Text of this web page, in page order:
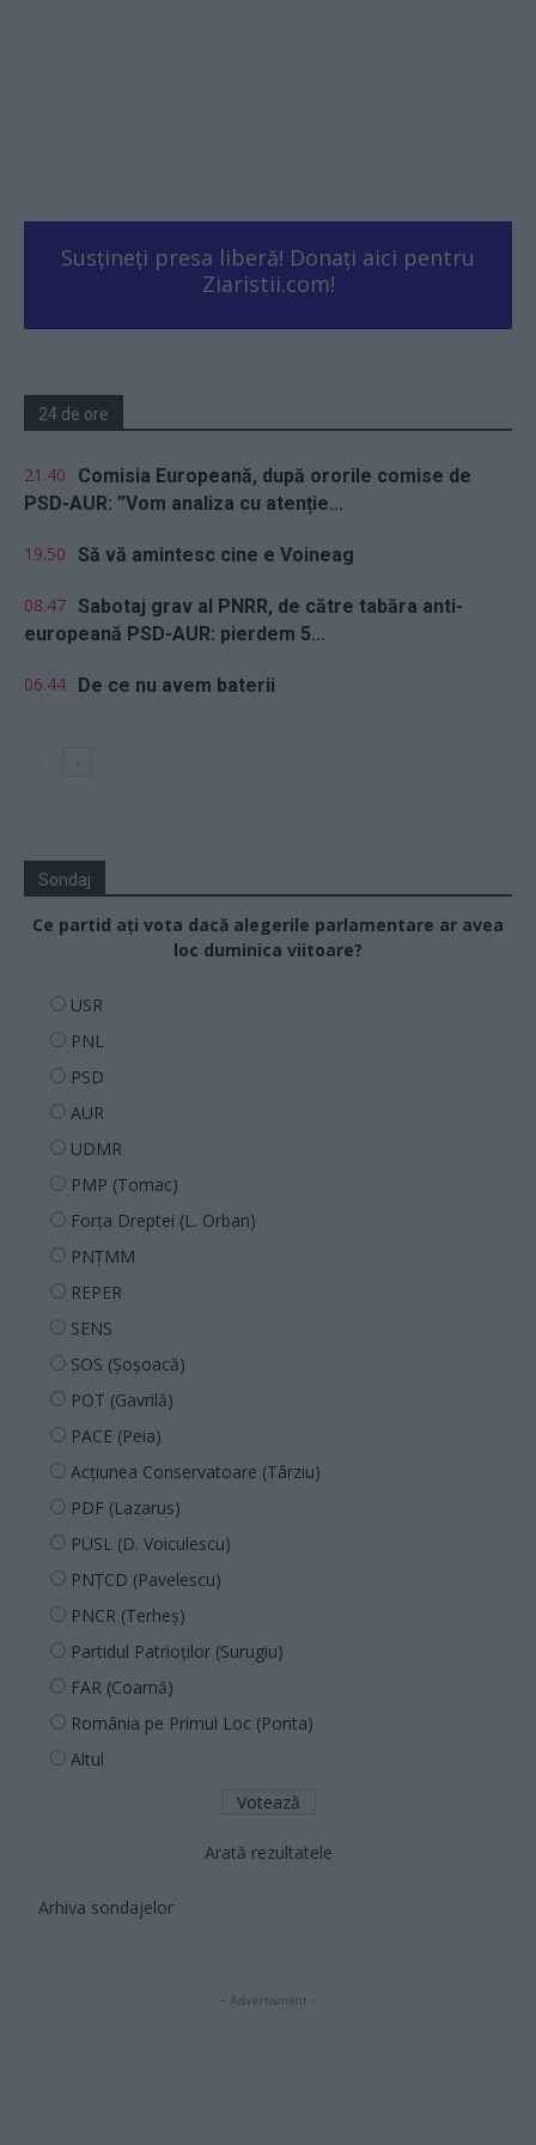
Susțineți presa liberă! Donați aici pentru
Ziaristii.com!
24 de ore
21.40
Comisia Europeană, după ororile comise de
PSD-AUR: ”Vom analiza cu atenție...
19.50 Să vă amintesc cine e Voineag
08.47 Sabotaj grav al PNRR, de către tabăra anti-
europeană PSD-AUR: pierdem 5...
06.44 De ce nu avem baterii
Sondaj
Ce partid ați vota dacă alegerile parlamentare ar avea
loc duminica viitoare?
USR
PNL
PSD
AUR
UDMR
PMP (Tomac)
Forța Dreptei (L. Orban)
PNȚMM
REPER
SENS
SOS (Șoșoacă)
POT (Gavrilă)
PACE (Peia)
Acțiunea Conservatoare (Târziu)
PDF (Lazarus)
PUSL (D. Voiculescu)
PNȚCD (Pavelescu)
PNCR (Terheș)
Partidul Patrioților (Surugiu)
FAR (Coarnă)
România pe Primul Loc (Ponta)
Altul
Arată rezultatele
Arhiva sondajelor
- Advertisment -